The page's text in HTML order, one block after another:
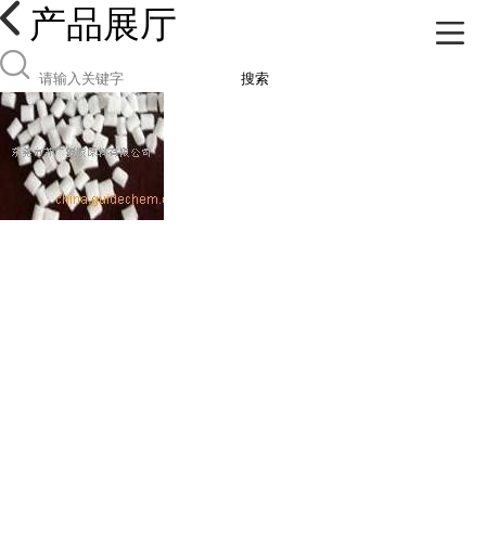
产品展厅
搜索